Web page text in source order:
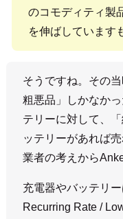
のコモディティ製
を伸ばしています
そうですね。その
粗悪品」しかなか
テリーに対して、
ッテリーがあれば
業者の考えから
充電器やバッテリ
Recurring Rate /